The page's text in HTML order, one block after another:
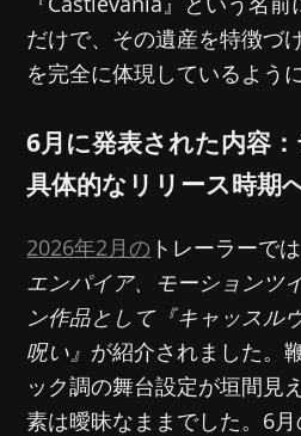
だけで、その遺産を特徴づ
を完全に体現しているよう
6月に発表された内容
具体的なリリース時期
2026年2月の トレーラーでは
エンパイア、モーションツ
ン作品として『キャッスル
呪い』 が紹介されました。
ック調の舞台設定が垣間見
素は曖昧なままでした。6